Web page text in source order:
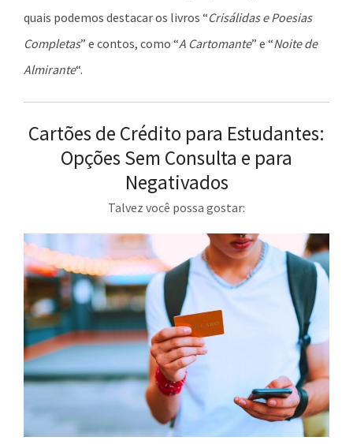
quais podemos destacar os livros “Crisálidas e Poesias
Completas” e contos, como “A Cartomante” e “Noite de
Almirante“.
Cartões de Crédito para Estudantes:
Opções Sem Consulta e para
Negativados
Talvez você possa gostar: